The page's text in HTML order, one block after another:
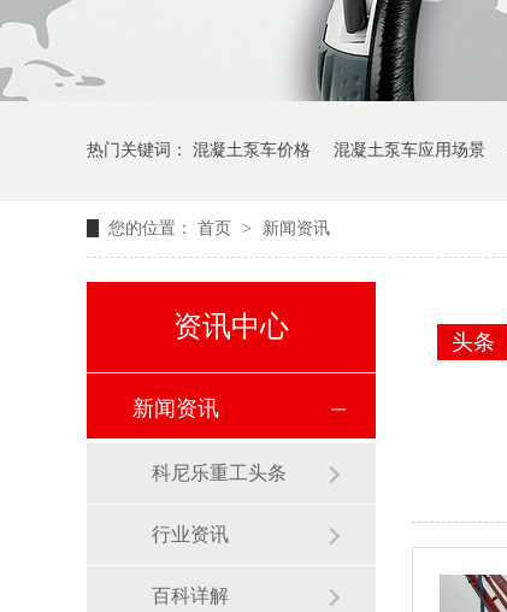
热门关键词： 混凝土泵车价格 混凝土泵车应用场景
您的位置： 首页 > 新闻资讯
头条
资讯中心
新闻资讯
科尼乐重工头条
行业资讯
百科详解